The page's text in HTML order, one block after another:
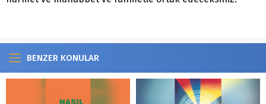
BENZER KONULAR